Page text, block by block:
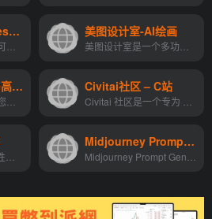
MidJourneyStyles&Keywords 美图设计室-AI绘画
Chaos® Vantage高阶应用 Civitai社区 – C站
Midjourney Prompt Generator